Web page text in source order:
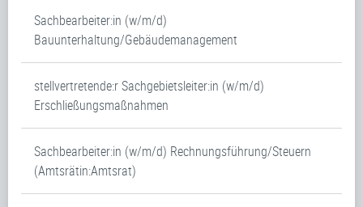
Sachbearbeiter:in (w/m/d)
Bauunterhaltung/Gebäudemanagement
stellvertretende:r Sachgebietsleiter:in (w/m/d)
Erschließungsmaßnahmen
Sachbearbeiter:in (w/m/d) Rechnungsführung/Steuern
(Amtsrätin:Amtsrat)